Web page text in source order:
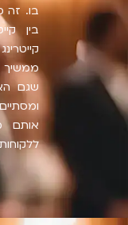
בו. זה
בין
ממשיך
שגם
אותם